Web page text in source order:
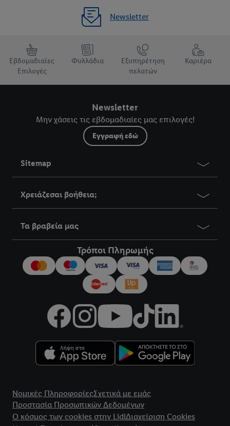
Newsletter
Εβδομαδιαίες
Επιλογές
Φυλλάδια
Εξυπηρέτηση
πελατών
Καριέρα
Newsletter
Μην χάσεις τις εβδομαδιαίες μας επιλογές!
Εγγραφή εδώ
Sitemap
Χρειάζεσαι βοήθεια;
Τα βραβεία μας
Τρόποι Πληρωμής
Νομικές ΠληροφορίεςΣχετικά με εμάς
Προστασία Προσωπικών Δεδομένων
Ο κόσμος των cookies στην LidlΔιαχείριση Cookies